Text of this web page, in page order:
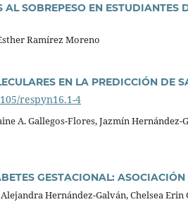
AL SOBREPESO EN ESTUDIANTES
Ramírez Moreno
EN LA PREDICCIÓN DE
respyn16.1-4
A. Gallegos-Flores, Jazmín
GESTACIONAL:
Hernández-Galván, Chelsea